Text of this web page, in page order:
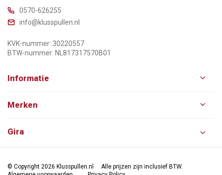
0570-626255
info@klusspullen.nl
KVK-nummer: 30220557
BTW-nummer: NL817317570B01
Informatie
Merken
Gira
© Copyright 2026 Klusspullen.nl
Alle prijzen zijn inclusief BTW.